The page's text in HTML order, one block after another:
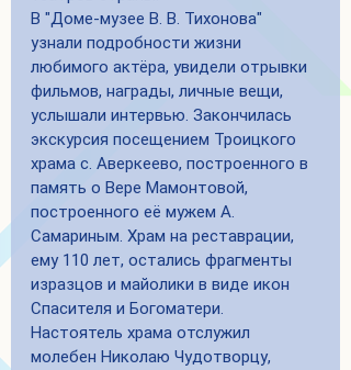
В "Доме-музее В. В. Тихонова"
узнали подробности жизни
любимого актёра, увидели отрывки
фильмов, награды, личные вещи,
услышали интервью. Закончилась
экскурсия посещением Троицкого
храма с. Аверкеево, построенного в
память о Вере Мамонтовой,
построенного её мужем А.
Самариным. Храм на реставрации,
ему 110 лет, остались фрагменты
изразцов и майолики в виде икон
Спасителя и Богоматери.
Настоятель храма отслужил
молебен Николаю Чудотворцу,